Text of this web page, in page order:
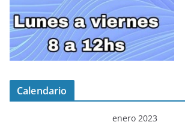
Calendario
enero 2023